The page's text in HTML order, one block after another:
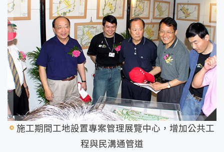
施工期間工地設置專案管理展覽中心，增加公共工
程與民溝通管道